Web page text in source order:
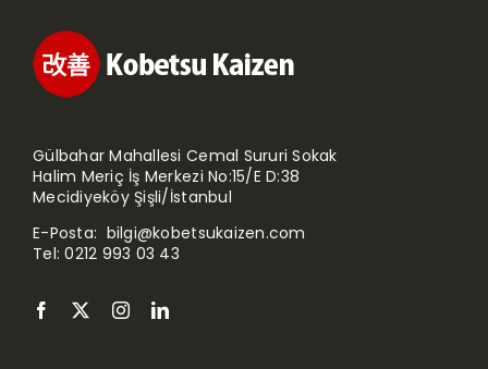
Gülbahar Mahallesi Cemal Sururi Sokak
Halim Meriç İş Merkezi No:15/E D:38
Mecidiyeköy Şişli/İstanbul
E-Posta: bilgi@kobetsukaizen.com
Tel:0212 993 03 43